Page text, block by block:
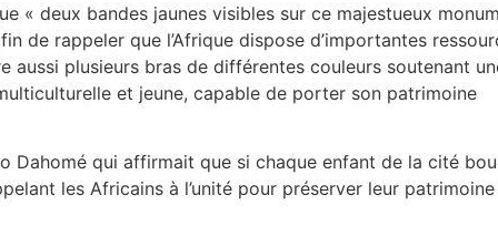
« deux bandes jaunes visibles sur ce majestueux
de rappeler que l’Afrique dispose d’importantes
aussi plusieurs bras de différentes couleurs soutenant
et jeune, capable de porter son patrimoine
Dahomé qui affirmait que si chaque enfant de la cité
les Africains à l’unité pour préserver leur